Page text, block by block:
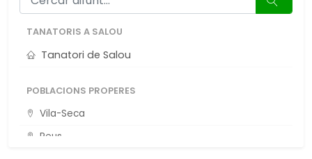
TANATORIS A SALOU
Tanatori de Salou
POBLACIONS PROPERES
Vila-Seca
Reus